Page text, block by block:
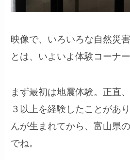
映像で、いろいろな自然災
とは、いよいよ体験コーナー
まず最初は地震体験。正直
３以上を経験したことがあ
んが生まれてから、富山県
でね。